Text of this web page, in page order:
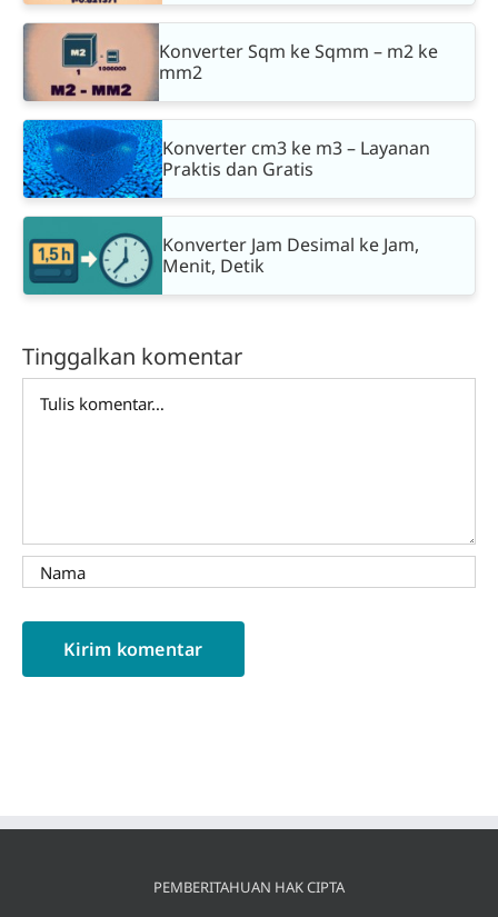
Konverter Sqm ke Sqmm – m2 ke
mm2
Konverter cm3 ke m3 – Layanan
Praktis dan Gratis
Konverter Jam Desimal ke Jam,
Menit, Detik
Tinggalkan komentar
PEMBERITAHUAN HAK CIPTA